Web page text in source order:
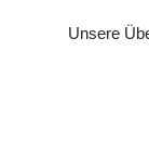
Unsere